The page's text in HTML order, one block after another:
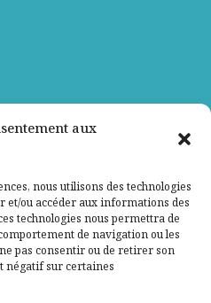
aux
nous utilisons des technologies
et/ou accéder aux informations des
technologies nous permettra de
de navigation ou les
pas consentir ou de retirer son
négatif sur certaines